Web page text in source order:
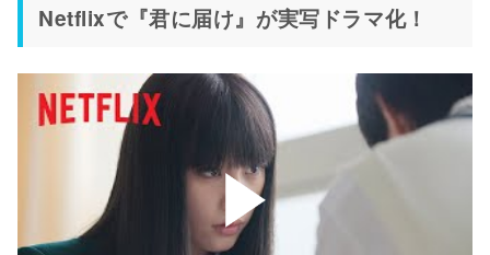
Netflixで『君に届け』が実写ドラマ化！